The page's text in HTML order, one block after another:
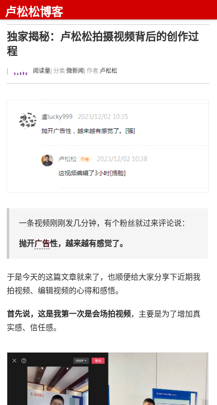
卢松松博客
独家揭秘：卢松松拍摄视频背后的创作过
程
阅读量 | 分类:微新闻 | 作者:卢松松
一条视频刚刚发几分钟，有个粉丝就过来评论说：
抛开广告性，越来越有感觉了。
于是今天的这篇文章就来了，也顺便给大家分享下近期我
拍视频、编辑视频的心得和感悟。
首先说，这是我第一次是会场拍视频，主要是为了增加真
实感、信任感。